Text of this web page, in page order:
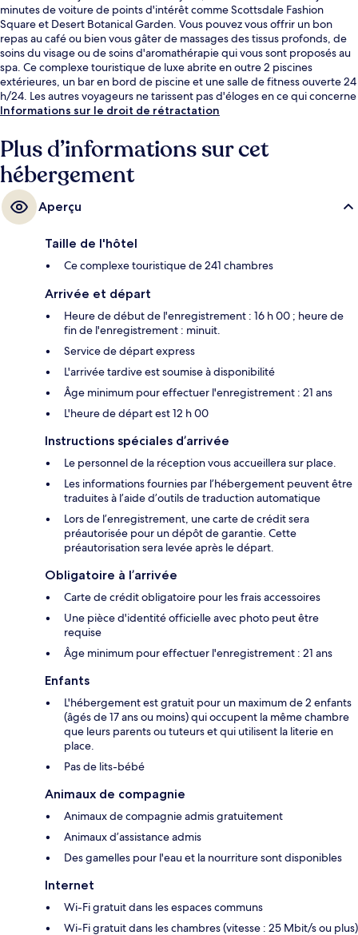
minutes de voiture de points d'intérêt comme Scottsdale Fashion
Square et Desert Botanical Garden. Vous pouvez vous offrir un bon
repas au café ou bien vous gâter de massages des tissus profonds, de
soins du visage ou de soins d'aromathérapie qui vous sont proposés au
spa. Ce complexe touristique de luxe abrite en outre 2 piscines
extérieures, un bar en bord de piscine et une salle de fitness ouverte 24
h/24. Les autres voyageurs ne tarissent pas d'éloges en ce qui concerne
la piscine rafraîchissante et la literie de qualité.
Informations sur le droit de rétractation
Plus d’informations sur cet
hébergement
Aperçu
Taille de l'hôtel
Ce complexe touristique de 241 chambres
Arrivée et départ
Heure de début de l'enregistrement : 16 h 00 ; heure de
fin de l'enregistrement : minuit.
Service de départ express
L'arrivée tardive est soumise à disponibilité
Âge minimum pour effectuer l'enregistrement : 21 ans
L'heure de départ est 12 h 00
Instructions spéciales d’arrivée
Le personnel de la réception vous accueillera sur place.
Les informations fournies par l’hébergement peuvent être
traduites à l’aide d’outils de traduction automatique
Lors de l’enregistrement, une carte de crédit sera
préautorisée pour un dépôt de garantie. Cette
préautorisation sera levée après le départ.
Obligatoire à l’arrivée
Carte de crédit obligatoire pour les frais accessoires
Une pièce d'identité officielle avec photo peut être
requise
Âge minimum pour effectuer l'enregistrement : 21 ans
Enfants
L'hébergement est gratuit pour un maximum de 2 enfants
(âgés de 17 ans ou moins) qui occupent la même chambre
que leurs parents ou tuteurs et qui utilisent la literie en
place.
Pas de lits-bébé
Animaux de compagnie
Animaux de compagnie admis gratuitement
Animaux d’assistance admis
Des gamelles pour l'eau et la nourriture sont disponibles
Internet
Wi-Fi gratuit dans les espaces communs
Wi-Fi gratuit dans les chambres (vitesse : 25 Mbit/s ou plus)